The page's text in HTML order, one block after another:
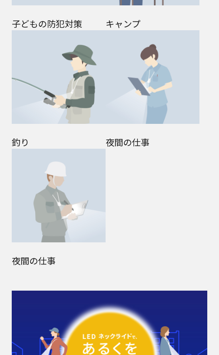
子どもの防犯対策 キャンプ
釣り 夜間の仕事
夜間の仕事